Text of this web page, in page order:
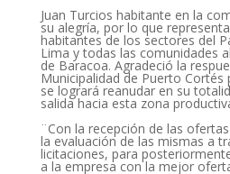
Juan Turcios habitante en la
su alegría, por lo que
habitantes de los sectores del
Lima y todas las comunidades
de Baracoa. Agradeció la
Municipalidad de Puerto
se logrará reanudar en su
salida hacia esta zona
¨Con la recepción de las
la evaluación de las mismas a
licitaciones, para
a la empresa con la mejor